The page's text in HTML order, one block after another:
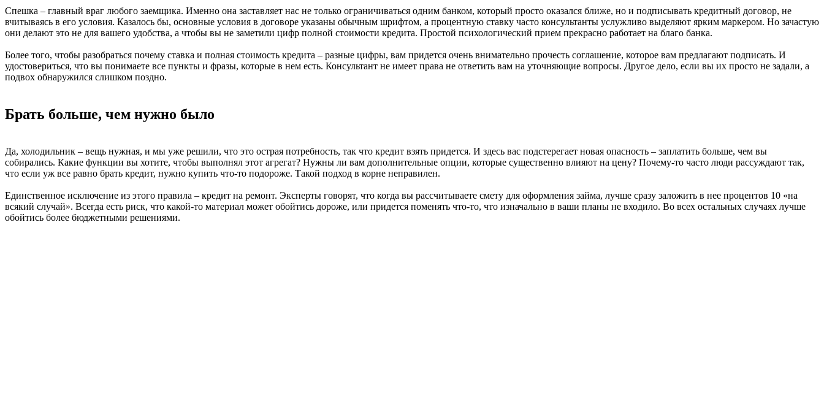
Спешка – главный враг любого заемщика. Именно она заставляет нас не только ограничиваться одним банком, который просто оказался ближе, но и подписывать кредитный договор, не
вчитываясь в его условия. Казалось бы, основные условия в договоре указаны обычным шрифтом, а процентную ставку часто консультанты услужливо выделяют ярким маркером. Но зачастую
они делают это не для вашего удобства, а чтобы вы не заметили цифр полной стоимости кредита. Простой психологический прием прекрасно работает на благо банка.
Более того, чтобы разобраться почему ставка и полная стоимость кредита – разные цифры, вам придется очень внимательно прочесть соглашение, которое вам предлагают подписать. И
удостовериться, что вы понимаете все пункты и фразы, которые в нем есть. Консультант не имеет права не ответить вам на уточняющие вопросы. Другое дело, если вы их просто не задали, а
подвох обнаружился слишком поздно.
Брать больше, чем нужно было
Да, холодильник – вещь нужная, и мы уже решили, что это острая потребность, так что кредит взять придется. И здесь вас подстерегает новая опасность – заплатить больше, чем вы
собирались. Какие функции вы хотите, чтобы выполнял этот агрегат? Нужны ли вам дополнительные опции, которые существенно влияют на цену? Почему-то часто люди рассуждают так,
что если уж все равно брать кредит, нужно купить что-то подороже. Такой подход в корне неправилен.
Единственное исключение из этого правила – кредит на ремонт. Эксперты говорят, что когда вы рассчитываете смету для оформления займа, лучше сразу заложить в нее процентов 10 «на
всякий случай». Всегда есть риск, что какой-то материал может обойтись дороже, или придется поменять что-то, что изначально в ваши планы не входило. Во всех остальных случаях лучше
обойтись более бюджетными решениями.